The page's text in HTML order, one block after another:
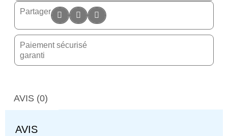
Partager
Paiement sécurisé
garanti
AVIS (0)
AVIS